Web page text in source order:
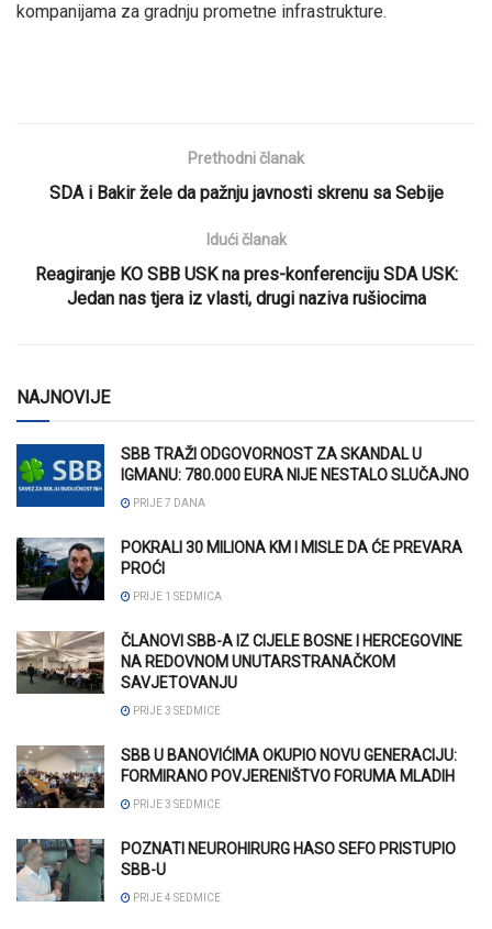
kompanijama za gradnju prometne infrastrukture.
Prethodni članak
SDA i Bakir žele da pažnju javnosti skrenu sa Sebije
Idući članak
Reagiranje KO SBB USK na pres-konferenciju SDA USK:
Jedan nas tjera iz vlasti, drugi naziva rušiocima
NAJNOVIJE
SBB TRAŽI ODGOVORNOST ZA SKANDAL U
IGMANU: 780.000 EURA NIJE NESTALO SLUČAJNO
PRIJE 7 DANA
POKRALI 30 MILIONA KM I MISLE DA ĆE PREVARA
PROĆI
PRIJE 1 SEDMICA
ČLANOVI SBB-A IZ CIJELE BOSNE I HERCEGOVINE
NA REDOVNOM UNUTARSTRANAČKOM
SAVJETOVANJU
PRIJE 3 SEDMICE
SBB U BANOVIĆIMA OKUPIO NOVU GENERACIJU:
FORMIRANO POVJERENIŠTVO FORUMA MLADIH
PRIJE 3 SEDMICE
POZNATI NEUROHIRURG HASO SEFO PRISTUPIO
SBB-U
PRIJE 4 SEDMICE